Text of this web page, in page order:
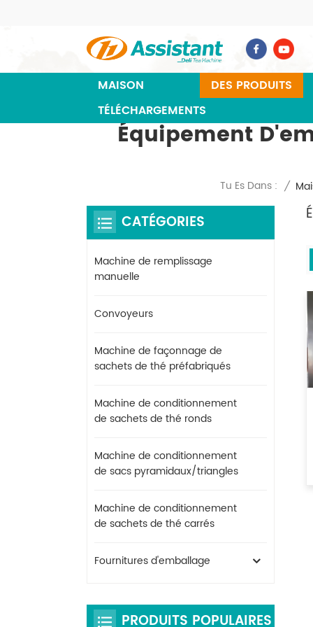
MAISON DES PRODUITS
TÉLÉCHARGEMENTS
Équipement
Tu Es Dans : /
CATÉGORIES
Machine de remplissage
manuelle
Convoyeurs
Machine de façonnage de
sachets de thé préfabriqués
Machine de conditionnement
de sachets de thé ronds
Machine de conditionnement
de sacs pyramidaux/triangles
Machine de conditionnement
de sachets de thé carrés
Fournitures d'emballage
PRODUITS POPULAIRES